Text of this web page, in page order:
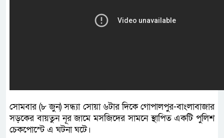
সোমবার (৮ জুন) সন্ধ্যা সোয়া ৬টার দিকে গোপালপুর-বাংলাবাজার
সড়কের বায়তুন নূর জামে মসজিদের সামনে স্থাপিত একটি পুলিশ
চেকপোস্টে এ ঘটনা ঘটে।